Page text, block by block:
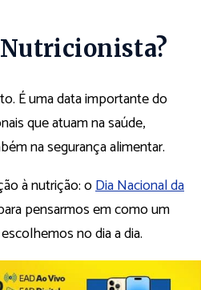
Nutricionista?
É uma data importante do
que atuam na saúde,
na segurança alimentar.
à nutrição: oDia Nacional da
pensarmos em como um
no dia a dia.